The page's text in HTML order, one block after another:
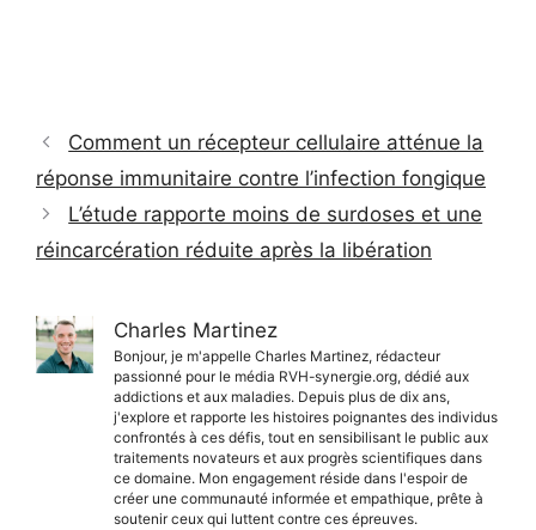
Comment un récepteur cellulaire atténue la
réponse immunitaire contre l’infection fongique
L’étude rapporte moins de surdoses et une
réincarcération réduite après la libération
Charles Martinez
Bonjour, je m'appelle Charles Martinez, rédacteur
passionné pour le média RVH-synergie.org, dédié aux
addictions et aux maladies. Depuis plus de dix ans,
j'explore et rapporte les histoires poignantes des individus
confrontés à ces défis, tout en sensibilisant le public aux
traitements novateurs et aux progrès scientifiques dans
ce domaine. Mon engagement réside dans l'espoir de
créer une communauté informée et empathique, prête à
soutenir ceux qui luttent contre ces épreuves.